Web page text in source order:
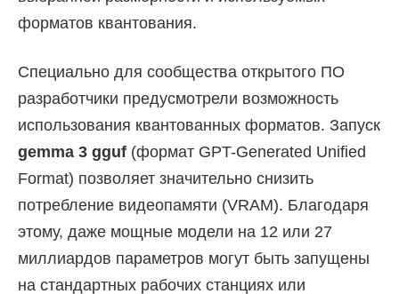
форматов квантования.
Специально для сообщества открытого ПО
разработчики предусмотрели возможность
использования квантованных форматов. Запуск
gemma 3 gguf (формат GPT-Generated Unified
Format) позволяет значительно снизить
потребление видеопамяти (VRAM). Благодаря
этому, даже мощные модели на 12 или 27
миллиардов параметров могут быть запущены
на стандартных рабочих станциях или